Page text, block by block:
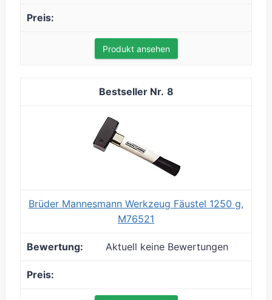
Produkt ansehen
8
Brüder Mannesmann Werkzeug Fäustel 1250 g,
M76521
Aktuell keine Bewertungen